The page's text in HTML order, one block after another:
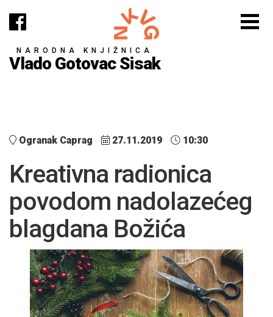
NARODNA KNJIŽNICA
Vlado Gotovac Sisak
Ogranak Caprag 27.11.2019 10:30
Kreativna radionica
povodom nadolazećeg
blagdana Božića